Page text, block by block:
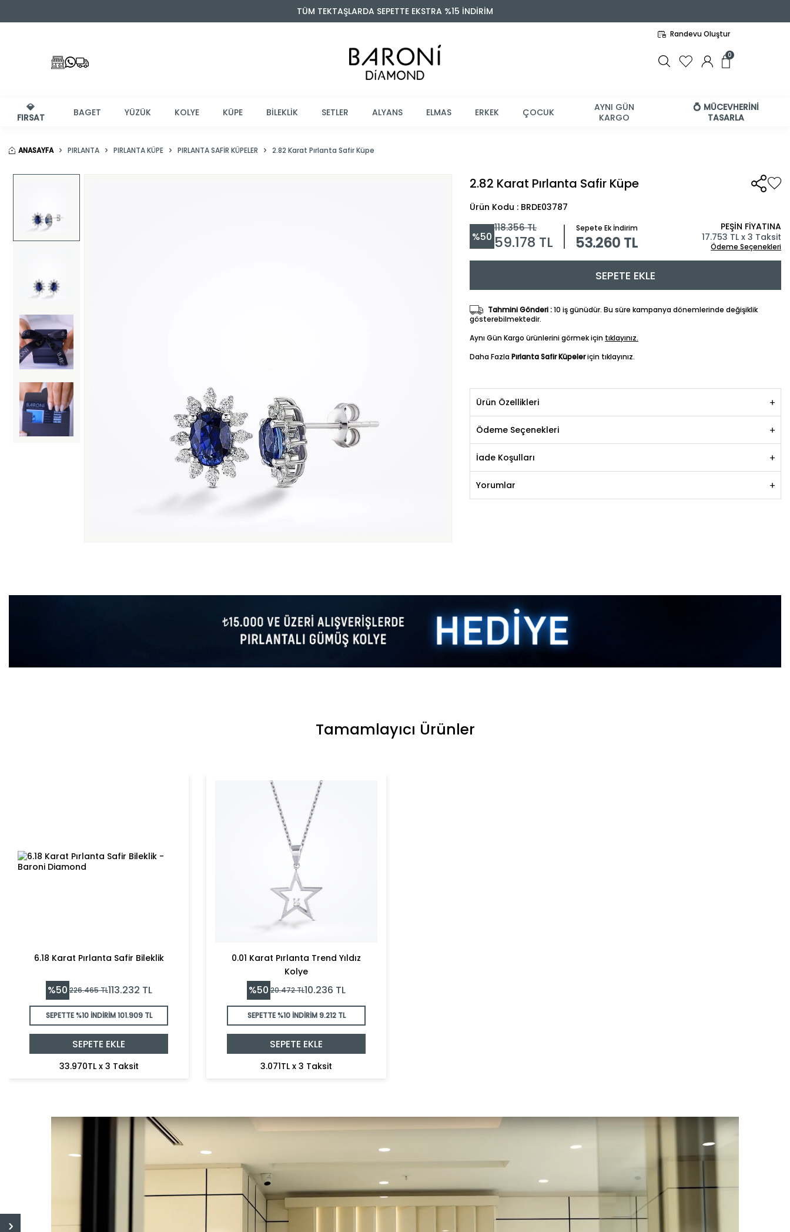
TÜM TEKTAŞLARDA SEPETTE EKSTRA %15 İNDİRİM
Randevu Oluştur
0
💎
FIRSAT
BAGET YÜZÜK KOLYE KÜPE BİLEKLİK SETLER ALYANS ELMAS ERKEK ÇOCUK
AYNI GÜN
KARGO
💍 MÜCEVHERİNİ
TASARLA
ANASAYFA PIRLANTA PIRLANTA KÜPE PIRLANTA SAFIR KÜPELER 2.82 Karat Pırlanta Safir Küpe
2.82 Karat Pırlanta Safir Küpe
Ürün Kodu : BRDE03787
%50
118.356TL
59.178 TL
Sepete Ek İndirim
53.260 TL
PEŞİN FİYATINA
17.753 TL x 3 Taksit
Ödeme Seçenekleri
SEPETE EKLE
Tahmini Gönderi :10 iş günüdür. Bu süre kampanya dönemlerinde değişiklik
gösterebilmektedir.
Aynı Gün Kargo ürünlerini görmek için tıklayınız.
Daha FazlaPırlanta Safir Küpeleriçin tıklayınız.
Ürün Özellikleri
Ödeme Seçenekleri
İade Koşulları
Yorumlar
Tamamlayıcı Ürünler
6.18 Karat Pırlanta Safir Bileklik
%50 226.465TL113.232 TL
SEPETTE %10 İNDİRİM101.909 TL
SEPETE EKLE
33.970TL x 3 Taksit
0.01 Karat Pırlanta Trend Yıldız
Kolye
%50 20.472TL10.236 TL
SEPETTE %10 İNDİRİM9.212 TL
SEPETE EKLE
3.071TL x 3 Taksit